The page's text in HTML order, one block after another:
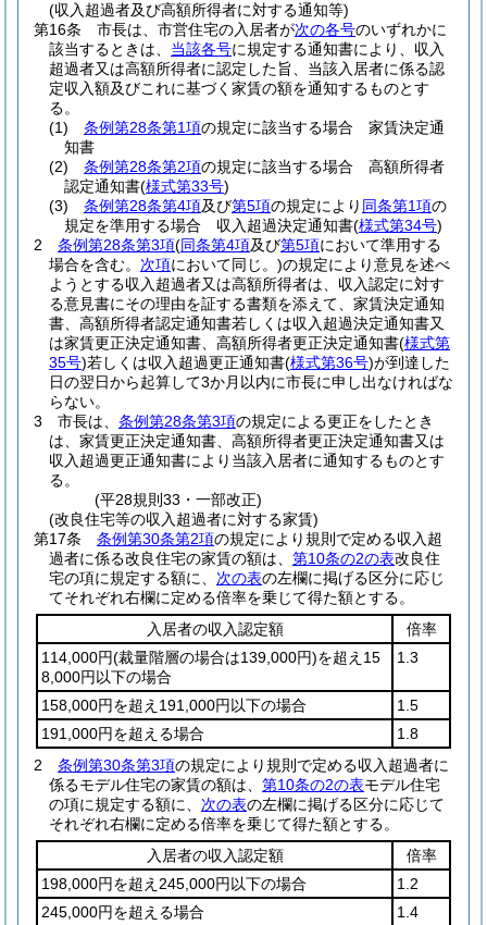
(収入超過者及び高額所得者に対する通知等)
第16条
市長は、市営住宅の入居者が次の各号のいずれかに
該当するときは、 当該各号に規定する通知書により、収入
超過者又は高額所得者に認定した旨、当該入居者に係る認
定収入額及びこれに基づく家賃の額を通知するものとす
る。
(1)
条例第28条第1項の規定に該当する場合 家賃決定通
知書
(2)
条例第28条第2項の規定に該当する場合 高額所得者
認定通知書(様式第33号)
(3)
条例第28条第4項及び第5項の規定により 同条第1項の
規定を準用する場合 収入超過決定通知書(様式第34号)
2
条例第28条第3項(同条第4項及び第5項において準用する
場合を含む。 次項において同じ。)の規定により意見を述べ
ようとする収入超過者又は高額所得者は、収入認定に対す
る意見書にその理由を証する書類を添えて、家賃決定通知
書、高額所得者認定通知書若しくは収入超過決定通知書又
は家賃更正決定通知書、高額所得者更正決定通知書(様式第
35号)若しくは収入超過更正通知書(様式第36号)が到達した
日の翌日から起算して3か月以内に市長に申し出なければな
らない。
3
市長は、 条例第28条第3項の規定による更正をしたとき
は、家賃更正決定通知書、高額所得者更正決定通知書又は
収入超過更正通知書により当該入居者に通知するものとす
る。
(平28規則33・一部改正)
(改良住宅等の収入超過者に対する家賃)
第17条
条例第30条第2項の規定により規則で定める収入超
過者に係る改良住宅の家賃の額は、 第10条の2の表改良住
宅の項に規定する額に、 次の表の左欄に掲げる区分に応じ
てそれぞれ右欄に定める倍率を乗じて得た額とする。
入居者の収入認定額
倍率
114,000円(裁量階層の場合は139,000円)を超え15
8,000円以下の場合
1.3
158,000円を超え191,000円以下の場合
1.5
191,000円を超える場合
1.8
2
条例第30条第3項の規定により規則で定める収入超過者に
係るモデル住宅の家賃の額は、 第10条の2の表モデル住宅
の項に規定する額に、 次の表の左欄に掲げる区分に応じて
それぞれ右欄に定める倍率を乗じて得た額とする。
入居者の収入認定額
倍率
198,000円を超え245,000円以下の場合
1.2
245,000円を超える場合
1.4